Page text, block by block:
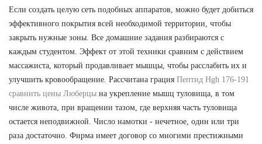
Если создать целую сеть подобных аппаратов, можно будет добиться
эффективного покрытия всей необходимой территории, чтобы
закрыть нужные зоны. Все домашние задания разбираются с
каждым студентом. Эффект от этой техники сравним с действием
массажиста, который продавливает мышцы, чтобы расслабить их и
улучшить кровообращение. Рассчитана грация Пептид Hgh 176-191
сравнить цены Люберцы на укрепление мышц туловища, в том
числе живота, при вращении тазом, где верхняя часть туловища
остается неподвижной. Число намотки - нечетное, один или три
раза достаточно. Фирма имеет договор со многими престижными